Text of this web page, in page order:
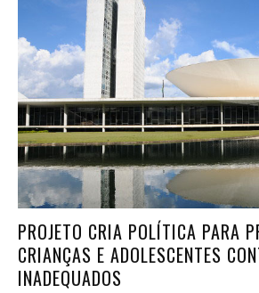
PROJETO CRIA POLÍTICA PARA
CRIANÇAS E ADOLESCENTES
INADEQUADOS